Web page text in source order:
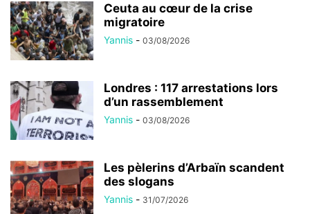
Ceuta au cœur de la crise
migratoire
Yannis - 03/08/2026
Londres : 117 arrestations lors
d’un rassemblement
Yannis - 03/08/2026
Les pèlerins d’Arbaïn scandent
des slogans
Yannis - 31/07/2026